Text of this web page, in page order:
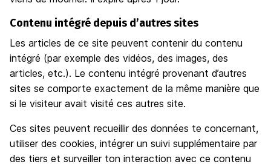
Contenu intégré depuis d’autres sites
Les articles de ce site peuvent contenir du contenu
intégré (par exemple des vidéos, des images, des
articles, etc.). Le contenu intégré provenant d’autres
sites se comporte exactement de la même manière que
si le visiteur avait visité ces autres site.
Ces sites peuvent recueillir des données te concernant,
utiliser des cookies, intégrer un suivi supplémentaire par
des tiers et surveiller ton interaction avec ce contenu